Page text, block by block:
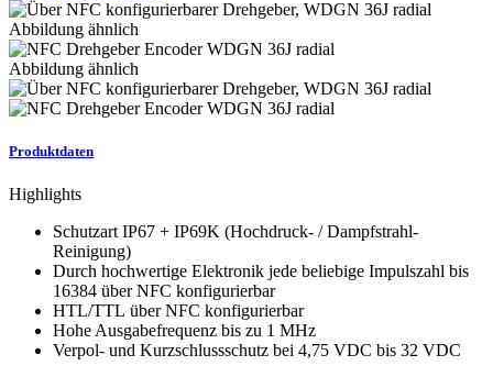
Abbildung ähnlich
Abbildung ähnlich
Produktdaten
Highlights
Schutzart IP67 + IP69K (Hochdruck- / Dampfstrahl-
Reinigung)
Durch hochwertige Elektronik jede beliebige Impulszahl bis
16384 über NFC konfigurierbar
HTL/TTL über NFC konfigurierbar
Hohe Ausgabefrequenz bis zu 1 MHz
Verpol- und Kurzschlussschutz bei 4,75 VDC bis 32 VDC